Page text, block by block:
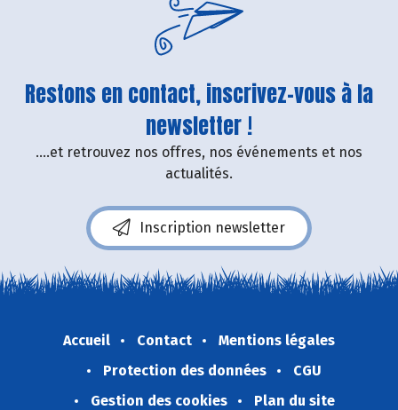
Restons en contact, inscrivez-vous à la
newsletter !
....et retrouvez nos offres, nos événements et nos
actualités.
Inscription newsletter
Accueil Contact
Mentions légales
Protection des données
CGU
Gestion des cookies
Plan du site